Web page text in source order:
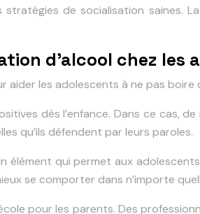
de socialisation saines.
d’alcool chez les
les adolescents à ne pas boire
dès l’enfance. Dans ce
qu’ils défendent par leurs paroles.
qui permet aux
se comporter dans n’importe
pour les parents. Des